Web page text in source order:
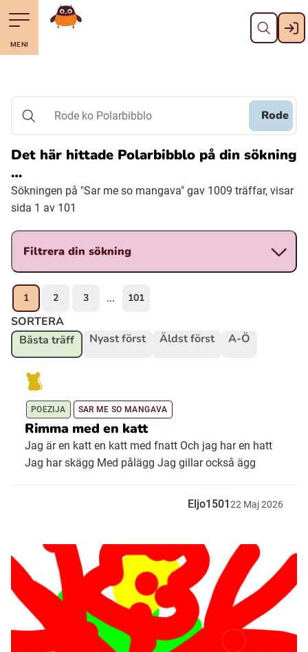
Till navigering av sidans innehåll
Till övergripande innehåll för webbplatsen Stäng
Davvisámegiella (Nordsamiska)
Bidumsámegiella (Pitesamiska)
Ubmejesámiengiälla (Umesamiska)
Arli (Romska)
Resanderomani (Romska)
Lovari (Romska)
MENI
Gå till startsidan
Rode ko Polarbibblo
Rode
Det här hittade Polarbibblo på din sökning
…
Sökningen på "Sar me so mangava" gav 1009 träffar, visar
sida 1 av 101
Filtrera din sökning
1 2 3 ... 101
SORTERA
Bästa träff
Nyast först Äldst först A-Ö
POEZIJA SAR ME SO MANGAVA
Rimma med en katt
Jag är en katt en katt med fnatt Och jag har en hatt
Jag har skägg Med pålägg Jag gillar också ägg
Eljo150122 Maj2026